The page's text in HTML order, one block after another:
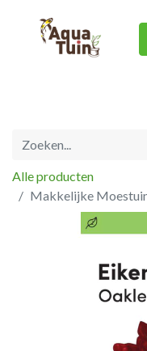
Alle producten
Makkelijke